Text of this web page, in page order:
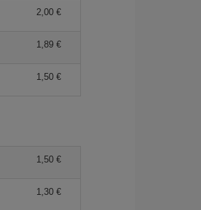
2,00 €
1,89 €
1,50 €
1,50 €
1,30 €